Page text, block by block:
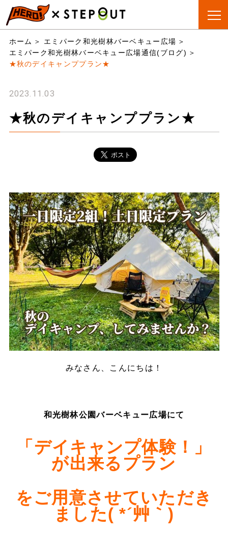
検索
手ぶらBBQ
とは?
BBQ&CAMPお役立
ちリスト
ホーム
エミパーク和光樹林バーベキュー広場
エミパーク和光樹林バーベキュー広場通信(ブログ)
★秋のデイキャンププラン★
2023.11.03
★秋のデイキャンププラン★
みなさん、こんにちは！
和光樹林公園バーベキュー広場にて
「デイキャンプ体験！」
が出来るプラン
をご用意させていただき
ました( *´艸｀)